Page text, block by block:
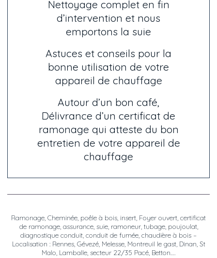
Nettoyage complet en fin
d’intervention et nous
emportons la suie
Astuces et conseils pour la
bonne utilisation de votre
appareil de chauffage
Autour d’un bon café,
Délivrance d’un certificat de
ramonage qui atteste du bon
entretien de votre appareil de
chauffage
Ramonage, Cheminée, poêle à bois, insert, Foyer ouvert, certificat
de ramonage, assurance, suie, ramoneur, tubage, poujoulat,
diagnostique conduit, conduit de fumée, chaudière à bois –
Localisation : Rennes, Gévezé, Melesse, Montreuil le gast, Dinan, St
Malo, Lamballe, secteur 22/35 Pacé, Betton….